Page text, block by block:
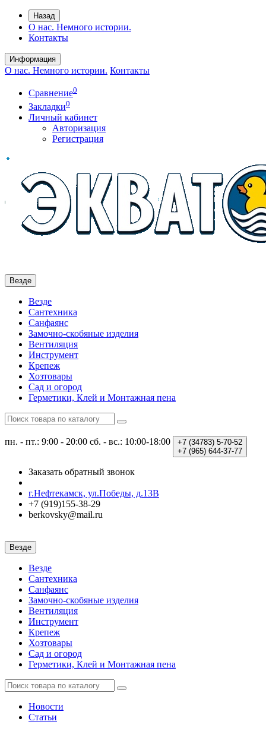
Назад
О нас. Немного истории.
Контакты
Информация
О нас. Немного истории. Контакты
Сравнение0
Закладки0
Личный кабинет
Авторизация
Регистрация
Везде
Везде
Сантехника
Санфаянс
Замочно-скобяные изделия
Вентиляция
Инструмент
Крепеж
Хозтовары
Сад и огород
Герметики, Клей и Монтажная пена
пн. - пт.: 9:00 - 20:00 сб. - вс.: 10:00-18:00 +7 (34783) 5-70-52
+7 (965) 644-37-77
Заказать обратный звонок
г.Нефтекамск, ул.Победы, д.13В
+7 (919)155-38-29
berkovsky@mail.ru
Везде
Везде
Сантехника
Санфаянс
Замочно-скобяные изделия
Вентиляция
Инструмент
Крепеж
Хозтовары
Сад и огород
Герметики, Клей и Монтажная пена
Новости
Статьи